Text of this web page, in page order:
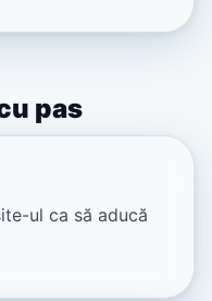
pas
ul ca să aducă